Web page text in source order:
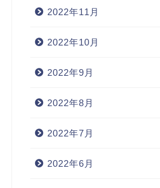
2022年11月
2022年10月
2022年9月
2022年8月
2022年7月
2022年6月